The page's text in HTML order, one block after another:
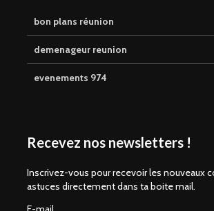
bon plans réunion
demenageur reunion
evenements 974
Recevez nos newsletters !
Inscrivez-vous pour recevoir les nouveaux
astuces directement dans ta boite mail.